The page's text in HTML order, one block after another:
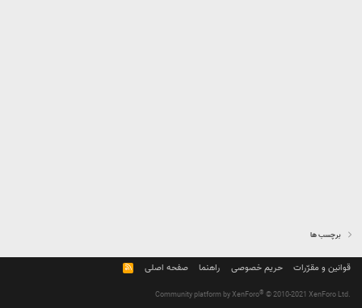
برچسب ها
قوانین و مقرّرات حریم خصوصی راهنما صفحه اصلی
R
S
Community platform by XenForo® © 2010-2021 XenForo Ltd.